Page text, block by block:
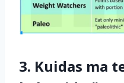
3. Kuidas ma